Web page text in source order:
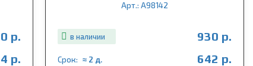
р.
р.
Арт.: A98142
в наличии 930 р.
Срок: ≈ 2 д. 642 р.